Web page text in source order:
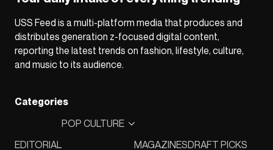
USS Feed is a multi-platform media that produces and
distributes generation z-focused digital content,
reporting the latest trends on fashion, lifestyle, culture,
and music to its audience.
Categories
EDITORIAL
POP CULTURE
MAGAZINESDRAFT PICKS